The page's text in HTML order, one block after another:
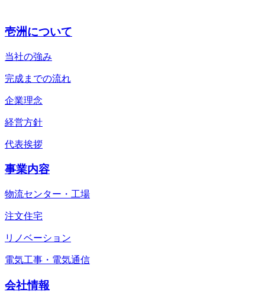
壱洲について
当社の強み
完成までの流れ
企業理念
経営方針
代表挨拶
事業内容
物流センター・工場
注文住宅
リノベーション
電気工事・電気通信
会社情報